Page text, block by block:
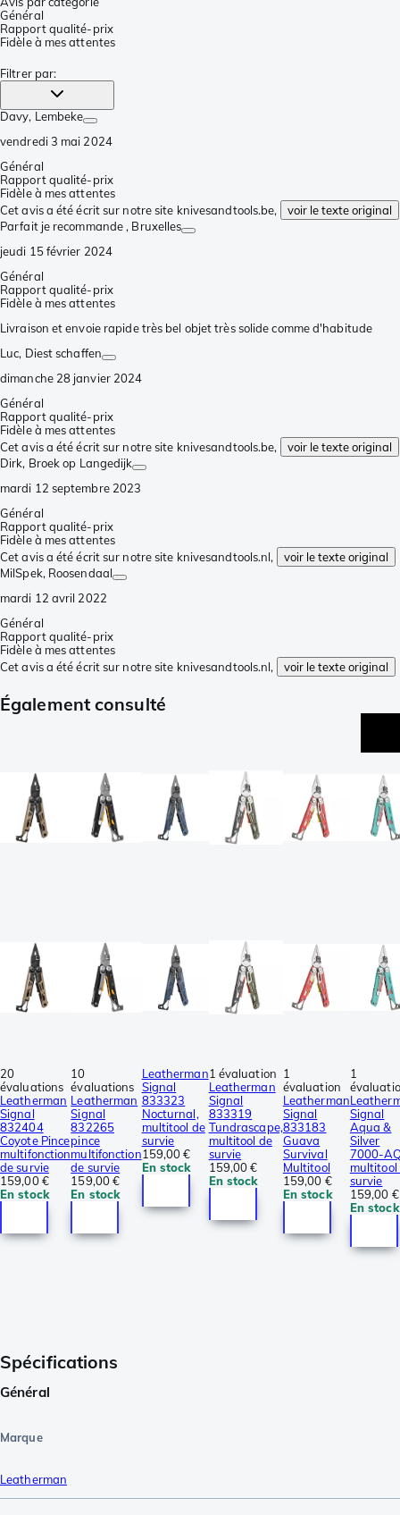
Général
Rapport qualité-prix
Fidèle à mes attentes
Filtrer par:
Davy, Lembeke
vendredi 3 mai 2024
Général
Rapport qualité-prix
Fidèle à mes attentes
Cet avis a été écrit sur notre site knivesandtools.be,
voir le texte original
Parfait je recommande , Bruxelles
jeudi 15 février 2024
Général
Rapport qualité-prix
Fidèle à mes attentes
Livraison et envoie rapide très bel objet très solide comme d'habitude
Luc, Diest schaffen
dimanche 28 janvier 2024
Général
Rapport qualité-prix
Fidèle à mes attentes
Cet avis a été écrit sur notre site knivesandtools.be,
voir le texte original
Dirk, Broek op Langedijk
mardi 12 septembre 2023
Général
Rapport qualité-prix
Fidèle à mes attentes
Cet avis a été écrit sur notre site knivesandtools.nl,
voir le texte original
MilSpek, Roosendaal
mardi 12 avril 2022
Général
Rapport qualité-prix
Fidèle à mes attentes
Cet avis a été écrit sur notre site knivesandtools.nl,
voir le texte original
Également consulté
20
évaluations
Leatherman
Signal
832404
Coyote Pince
multifonction
de survie
159,00 €
En stock
10
évaluations
Leatherman
Signal
832265
pince
multifonction
de survie
159,00 €
En stock
Leatherman
Signal
833323
Nocturnal,
multitool de
survie
159,00 €
En stock
1 évaluation
Leatherman
Signal
833319
Tundrascape,
multitool de
survie
159,00 €
En stock
1
évaluation
Leatherman
Signal
833183
Guava
Survival
Multitool
159,00 €
En stock
1
Signal
Aqua &
Silver
7000-
multitool
survie
159,00 €
En stock
Spécifications
Général
Marque
Leatherman